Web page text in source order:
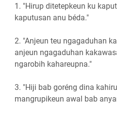
1. "Hirup ditetepkeun ku
kaputusan anu béda."
2. "Anjeun teu ngagaduhan
anjeun ngagaduhan
ngarobih kahareupna."
3. "Hiji bab goréng dina
mangrupikeun awal bab